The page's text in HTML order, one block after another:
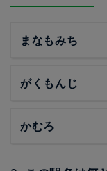
まなもみち
がくもんじ
かむろ